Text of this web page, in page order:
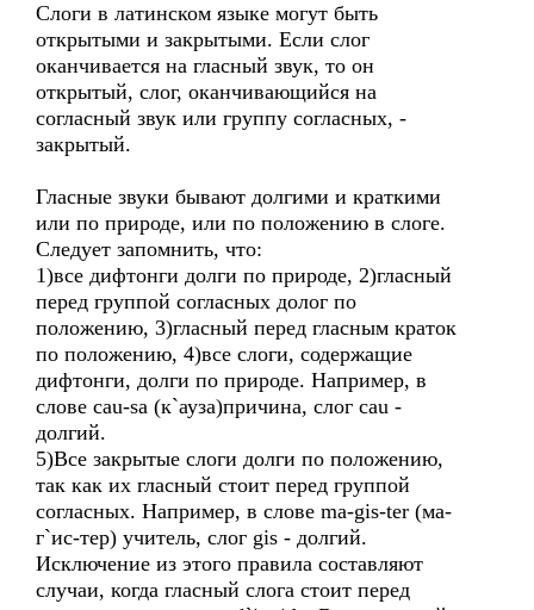
Слоги в латинском языке могут быть
открытыми и закрытыми. Если слог
оканчивается на гласный звук, то он
открытый, слог, оканчивающийся на
согласный звук или группу согласных, -
закрытый.
Гласные звуки бывают долгими и краткими
или по природе, или по положению в слоге.
Следует запомнить, что:
1)все дифтонги долги по природе, 2)гласный
перед группой согласных долог по
положению, 3)гласный перед гласным краток
по положению, 4)все слоги, содержащие
дифтонги, долги по природе. Например, в
слове cau-sa (к`ауза)причина, слог cau -
долгий.
5)Все закрытые слоги долги по положению,
так как их гласный стоит перед группой
согласных. Например, в слове ma-gis-ter (ма-
г`ис-тер) учитель, слог gis - долгий.
Исключение из этого правила составляют
случаи, когда гласный слога стоит перед